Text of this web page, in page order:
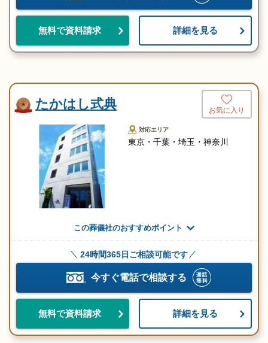
無料で資料請求 詳細を見る
たかはし式典 お気に入り
対応エリア
東京・千葉・埼玉・神奈川
この葬儀社のおすすめポイント
24時間365日ご相談可能です
今すぐ電話で相談する
無料で資料請求 詳細を見る